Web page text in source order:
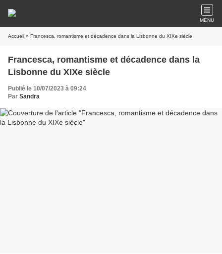
MENU
Accueil » Francesca, romantisme et décadence dans la Lisbonne du XIXe siècle
Francesca, romantisme et décadence dans la
Lisbonne du XIXe siècle
Publié le 10/07/2023 à 09:24
Par Sandra